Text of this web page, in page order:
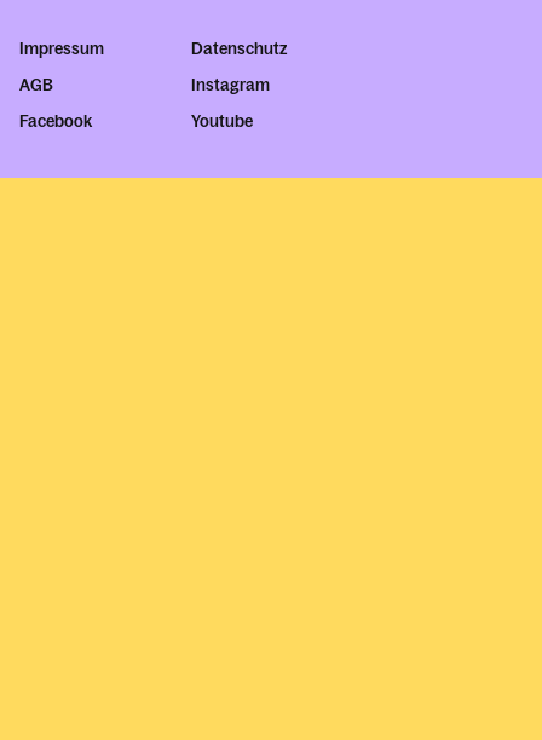
Impressum
Datenschutz
AGB
Instagram
Facebook
Youtube